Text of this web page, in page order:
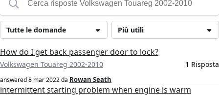
Più utili
Tutte le domande
How do I get back passenger door to lock?
Volkswagen Touareg 2002-2010 1 Risposta
answered8 mar 2022da Rowan Seath
intermittent starting problem when engine is warm